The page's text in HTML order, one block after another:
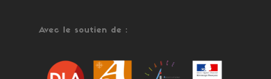
Avec le soutien de :